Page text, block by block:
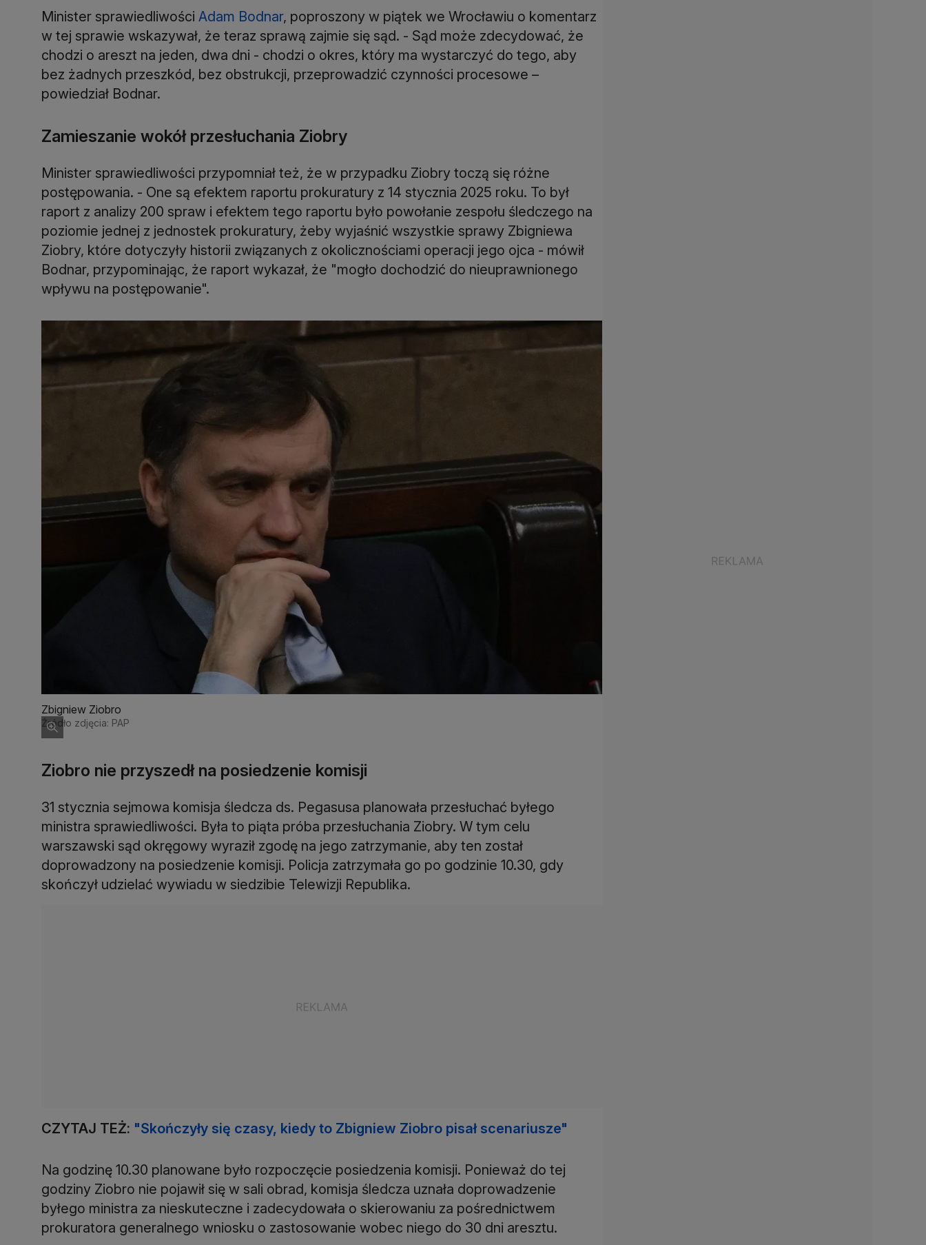
Minister sprawiedliwości Adam Bodnar, poproszony w piątek we Wrocławiu o komentarz
w tej sprawie wskazywał, że teraz sprawą zajmie się sąd. - Sąd może zdecydować, że
chodzi o areszt na jeden, dwa dni - chodzi o okres, który ma wystarczyć do tego, aby
bez żadnych przeszkód, bez obstrukcji, przeprowadzić czynności procesowe –
powiedział Bodnar.
Zamieszanie wokół przesłuchania Ziobry
Minister sprawiedliwości przypomniał też, że w przypadku Ziobry toczą się różne
postępowania. - One są efektem raportu prokuratury z 14 stycznia 2025 roku. To był
raport z analizy 200 spraw i efektem tego raportu było powołanie zespołu śledczego na
poziomie jednej z jednostek prokuratury, żeby wyjaśnić wszystkie sprawy Zbigniewa
Ziobry, które dotyczyły historii związanych z okolicznościami operacji jego ojca - mówił
Bodnar, przypominając, że raport wykazał, że "mogło dochodzić do nieuprawnionego
wpływu na postępowanie".
Zbigniew Ziobro
Źródło zdjęcia: PAP
Ziobro nie przyszedł na posiedzenie komisji
31 stycznia sejmowa komisja śledcza ds. Pegasusa planowała przesłuchać byłego
ministra sprawiedliwości. Była to piąta próba przesłuchania Ziobry. W tym celu
warszawski sąd okręgowy wyraził zgodę na jego zatrzymanie, aby ten został
doprowadzony na posiedzenie komisji. Policja zatrzymała go po godzinie 10.30, gdy
skończył udzielać wywiadu w siedzibie Telewizji Republika.
CZYTAJ TEŻ: "Skończyły się czasy, kiedy to Zbigniew Ziobro pisał scenariusze"
Na godzinę 10.30 planowane było rozpoczęcie posiedzenia komisji. Ponieważ do tej
godziny Ziobro nie pojawił się w sali obrad, komisja śledcza uznała doprowadzenie
byłego ministra za nieskuteczne i zadecydowała o skierowaniu za pośrednictwem
prokuratora generalnego wniosku o zastosowanie wobec niego do 30 dni aresztu.